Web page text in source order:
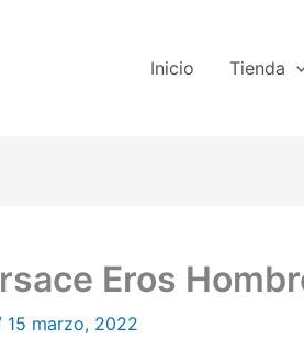
Inicio Tienda
Eros
15 marzo, 2022